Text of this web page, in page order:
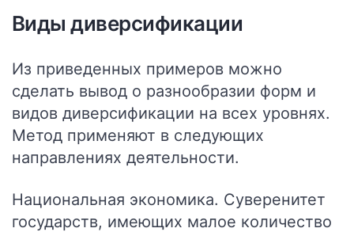
Виды диверсификации
Из приведенных примеров можно
сделать вывод о разнообразии форм и
видов диверсификации на всех уровнях.
Метод применяют в следующих
направлениях деятельности.
Национальная экономика. Суверенитет
государств, имеющих малое количество